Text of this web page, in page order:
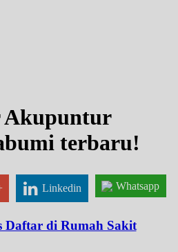
Akupuntur
terbaru!
Linkedin Whatsapp
Daftar di Rumah Sakit